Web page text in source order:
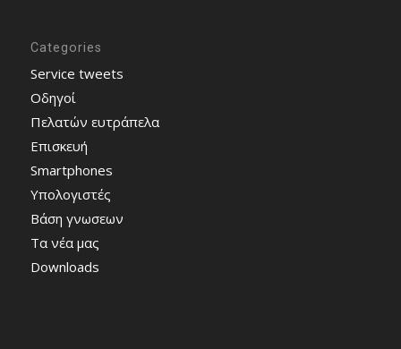
Categories
Service tweets
Οδηγοί
Πελατών ευτράπελα
Επισκευή
Smartphones
Υπολογιστές
Bάση γνωσεων
Τα νέα μας
Downloads